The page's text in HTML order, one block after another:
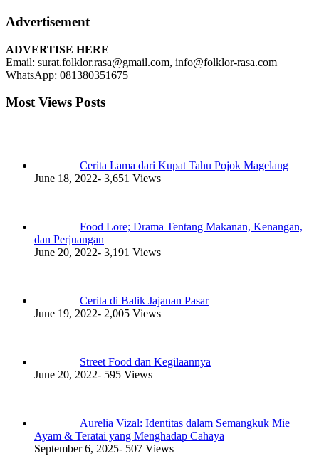
Advertisement
ADVERTISE HERE
Email: surat.folklor.rasa@gmail.com, info@folklor-rasa.com
WhatsApp: 081380351675
Most Views Posts
Cerita Lama dari Kupat Tahu Pojok Magelang
June 18, 2022- 3,651 Views
Food Lore; Drama Tentang Makanan, Kenangan,
dan Perjuangan
June 20, 2022- 3,191 Views
Cerita di Balik Jajanan Pasar
June 19, 2022- 2,005 Views
Street Food dan Kegilaannya
June 20, 2022- 595 Views
Aurelia Vizal: Identitas dalam Semangkuk Mie
Ayam & Teratai yang Menghadap Cahaya
September 6, 2025- 507 Views